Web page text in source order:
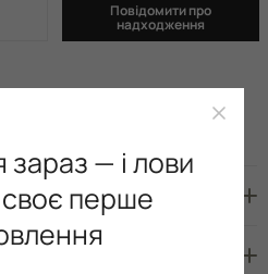
Повідомити про
надходження
— і лови
перше